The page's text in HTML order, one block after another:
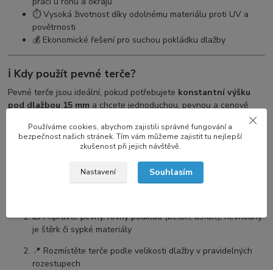
⏱️ Vysoká životnost díky odolnému materiálu proti UV a
povětrnosti
💰 Ekonomické řešení pro suchou pokládku dlažby
ℹ️ Kdy použít pevné terče?
Pevné terče jsou ideální, pokud potřebujete konstantní výšku
pod dlažbou 15 mm a chcete jednoduchou, pevnou a cenově
nastavování výšky.
Pro variabilní výšky použijte výškově nastavitelné (rektifikační)
🧱 Připravte pevný, rovný podklad (beton, asfalt), nevhodný
je štěrk či sypké materiály
📍 Rozmístěte terče podle velikosti dlažby v pravidelných
rozestupech
Používáme cookies, abychom zajistili správné fungování a
bezpečnost našich stránek. Tím vám můžeme zajistit tu nejlepší
zkušenost při jejich návštěvě.
Nastavení Souhlasím